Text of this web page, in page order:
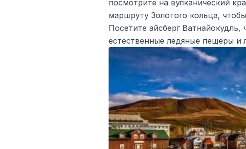
посмотрите на вулканический
маршруту Золотого кольца,
Посетите айсберг
естественные ледяные пещеры и